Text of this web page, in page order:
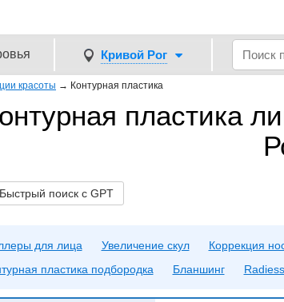
Кривой Рог
красоты → Контурная пластика
пластика
поиск с GPT
для лица Увеличение скул Коррекция
пластика подбородка
Бланшинг